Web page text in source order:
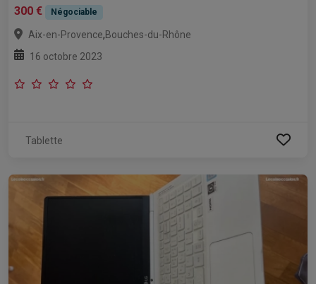
300 €
Négociable
Aix-en-Provence,Bouches-du-Rhône
16 octobre 2023
Tablette